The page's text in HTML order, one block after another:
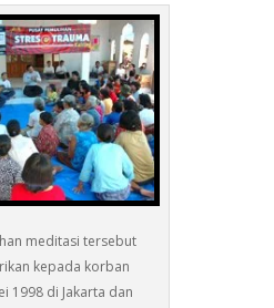
meditasi tersebut
kepada korban
1998 di Jakarta dan